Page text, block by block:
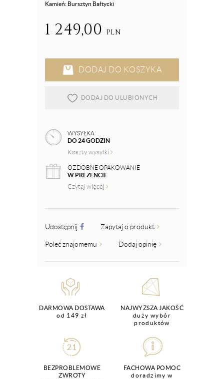
Kamień: Bursztyn Bałtycki
1 249,00 PLN
DODAJ DO KOSZYKA
DODAJ DO ULUBIONYCH
WYSYŁKA
DO 24 GODZIN
Koszty wysyłki
OZDOBNE OPAKOWANIE
W PREZENCIE
Czytaj więcej
Udostępnij Zapytaj o produkt
Poleć znajomemu Dodaj opinię
DARMOWA DOSTAWA
od 149 zł
NAJWYŻSZA JAKOŚĆ
duży wybór
produktów
BEZPROBLEMOWE
ZWROTY
FACHOWA POMOC
doradzimy w